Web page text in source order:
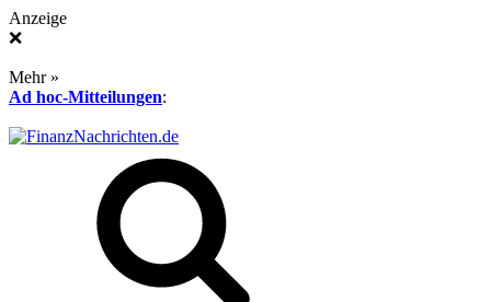
Anzeige
❌
Mehr »
Ad hoc-Mitteilungen: